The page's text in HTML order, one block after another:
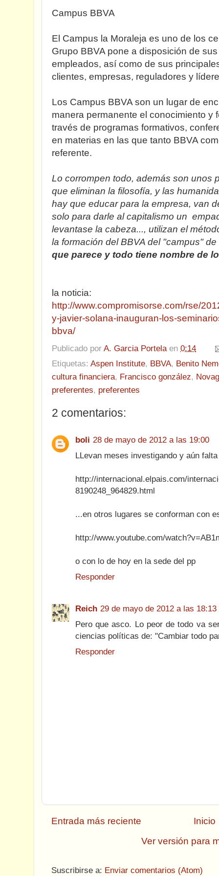
Campus BBVA
El Campus la Moraleja es uno de los
Grupo BBVA pone a disposición de
empleados, así como de sus
clientes, empresas, reguladores y
Los Campus BBVA son un lugar de
manera permanente el conocimiento y
través de programas formativos,
en materias en las que tanto BBVA
referente.
Lo corrompen todo, además son unos
que eliminan la filosofía, y las
hay que educar para la empresa, van
solo para darle al capitalismo un
levantase la cabeza..., utilizan el
la formación del BBVA del "campus"
que parece y todo tiene nombre de
la noticia:
http://www.compromisorse.com/rse/
y-javier-solana-inauguran-los-
bbva/
Publicado por A. Garcia Portela en 0:14
Etiquetas: Aspen Institute, BBVA, Benito
cultura financiera, Francisco gonzález,
preferentes, preferentes
2 comentarios:
boli 28 de mayo de 2012 a las 19:00
LLevan meses investigando y aún
http://internacional.elpais.com/
8190248_964829.html
...en otros lugares se conforman con
http://www.youtube.com/
o con lo de hoy en la sede del pp
Responder
Reich 29 de mayo de 2012 a las 18:13
Pero que asco. Lo peor de todo va
ciencias políticas de: "Cambiar todo
Responder
Entrada más reciente
Inicio
Ver versión para
Suscribirse a: Enviar comentarios (Atom)